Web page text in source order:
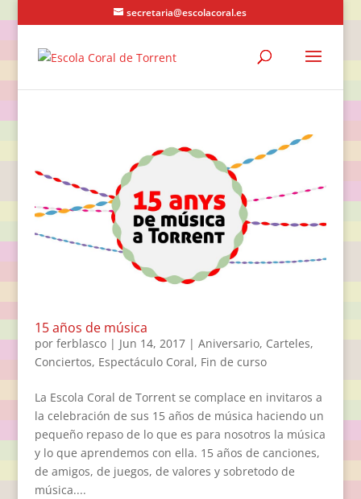
secretaria@escolacoral.es
15 años de música
por ferblasco| Jun 14, 2017| Aniversario, Carteles,
Conciertos, Espectáculo Coral, Fin de curso
La Escola Coral de Torrent se complace en invitaros a
la celebración de sus 15 años de música haciendo un
pequeño repaso de lo que es para nosotros la música
y lo que aprendemos con ella. 15 años de canciones,
de amigos, de juegos, de valores y sobretodo de
música....